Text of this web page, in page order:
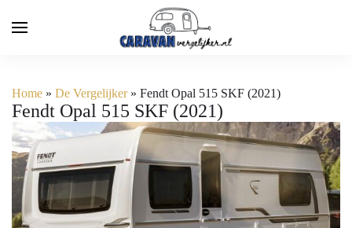
Home » De Vergelijker» Fendt Opal 515 SKF (2021)
Fendt Opal 515 SKF (2021)